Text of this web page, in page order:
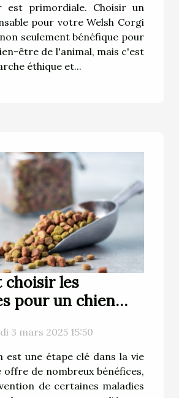
est primordiale. Choisir un
pour votre Welsh Corgi
seulement bénéfique pour
être de l'animal, mais c'est
éthique et...
choisir les
pour un chien
3 mars 2025 15:50
est une étape clé dans la vie
offre de nombreux bénéfices,
de certaines maladies